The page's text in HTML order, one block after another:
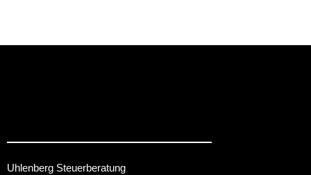
Uhlenberg Steuerberatung